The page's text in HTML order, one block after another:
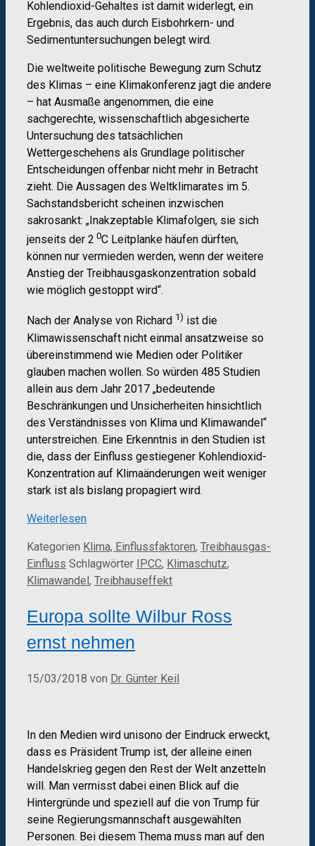
Kohlendioxid-Gehaltes ist damit widerlegt, ein
Ergebnis, das auch durch Eisbohrkern- und
Sedimentuntersuchungen belegt wird.
Die weltweite politische Bewegung zum Schutz
des Klimas – eine Klimakonferenz jagt die andere
– hat Ausmaße angenommen, die eine
sachgerechte, wissenschaftlich abgesicherte
Untersuchung des tatsächlichen
Wettergeschehens als Grundlage politischer
Entscheidungen offenbar nicht mehr in Betracht
zieht. Die Aussagen des Weltklimarates im 5.
Sachstandsbericht scheinen inzwischen
sakrosankt: „Inakzeptable Klimafolgen, sie sich
jenseits der 2 0C Leitplanke häufen dürften,
können nur vermieden werden, wenn der weitere
Anstieg der Treibhausgaskonzentration sobald
wie möglich gestoppt wird“.
Nach der Analyse von Richard 1) ist die
Klimawissenschaft nicht einmal ansatzweise so
übereinstimmend wie Medien oder Politiker
glauben machen wollen. So würden 485 Studien
allein aus dem Jahr 2017 „bedeutende
Beschränkungen und Unsicherheiten hinsichtlich
des Verständnisses von Klima und Klimawandel“
unterstreichen. Eine Erkenntnis in den Studien ist
die, dass der Einfluss gestiegener Kohlendioxid-
Konzentration auf Klimaänderungen weit weniger
stark ist als bislang propagiert wird.
Weiterlesen
Kategorien Klima, Einflussfaktoren, Treibhausgas-
Einfluss Schlagwörter IPCC, Klimaschutz,
Klimawandel, Treibhauseffekt
Europa sollte Wilbur Ross
ernst nehmen
15/03/2018 von Dr. Günter Keil
In den Medien wird unisono der Eindruck erweckt,
dass es Präsident Trump ist, der alleine einen
Handelskrieg gegen den Rest der Welt anzetteln
will. Man vermisst dabei einen Blick auf die
Hintergründe und speziell auf die von Trump für
seine Regierungsmannschaft ausgewählten
Personen. Bei diesem Thema muss man auf den